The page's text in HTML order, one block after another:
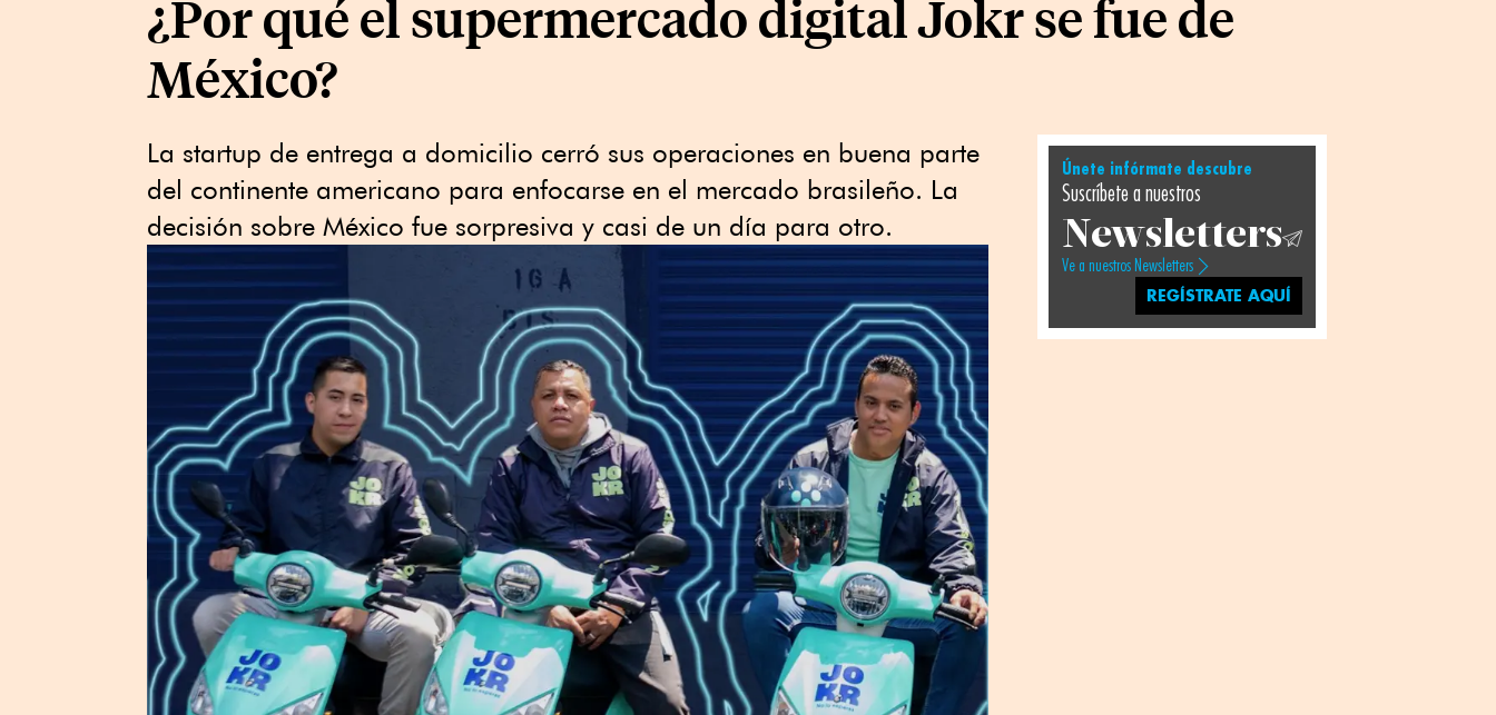
¿Por qué el supermercado digital Jokr se fue de
México?
La startup de entrega a domicilio cerró sus operaciones en buena parte
del continente americano para enfocarse en el mercado brasileño. La
decisión sobre México fue sorpresiva y casi de un día para otro.
Únete infórmate descubre
Suscríbete a nuestros
Newsletters
Ve a nuestros Newsletters
REGÍSTRATE AQUÍ